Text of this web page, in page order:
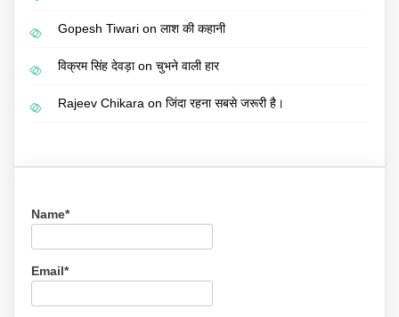
Gopesh Tiwari on लाश की कहानी
विक्रम सिंह देवड़ाon चुभने वाली हार
Rajeev Chikara on जिंदा रहना सबसे जरूरी है।
Name*
Email*